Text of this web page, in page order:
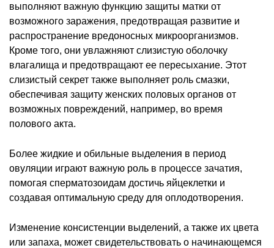
выполняют важную функцию защиты матки от
возможного заражения, предотвращая развитие и
распространение вредоносных микроорганизмов.
Кроме того, они увлажняют слизистую оболочку
влагалища и предотвращают ее пересыхание. Этот
слизистый секрет также выполняет роль смазки,
обеспечивая защиту женских половых органов от
возможных повреждений, например, во время
полового акта.
Более жидкие и обильные выделения в период
овуляции играют важную роль в процессе зачатия,
помогая сперматозоидам достичь яйцеклетки и
создавая оптимальную среду для оплодотворения.
Изменение консистенции выделений, а также их цвета
или запаха, может свидетельствовать о начинающемся